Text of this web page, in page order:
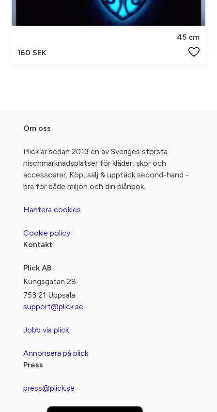
45 cm
160 SEK
Om oss
Plick är sedan 2013 en av Sveriges största
nischmarknadsplatser för kläder, skor och
accessoarer. Köp, sälj & upptäck second-hand -
bra för både miljön och din plånbok.
Hantera cookies
Cookie policy
Kontakt
Plick AB
Kungsgatan 28
753 21 Uppsala
support@plick.se
Jobb via plick
Annonsera på plick
Press
press@plick.se